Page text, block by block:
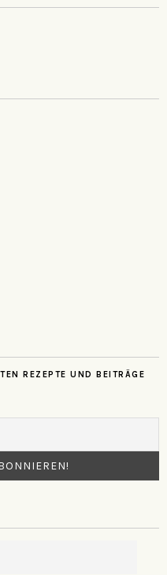
REZEPTE UND BEITRÄGE